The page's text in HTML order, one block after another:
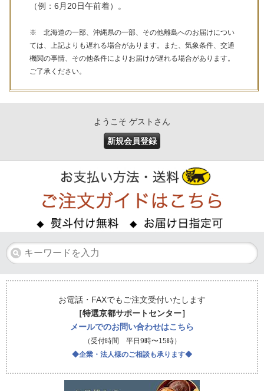
（例：6月20日午前着）。
※ 北海道の一部、沖縄県の一部、その他離島へのお届けについ
ては、上記よりも遅れる場合があります。また、気象条件、交通
機関の事情、その他条件によりお届けが遅れる場合があります。
ご了承ください。
ようこそ ゲストさん
新規会員登録
お電話・FAXでもご注文受付いたします
［特選京都サポートセンター］
メールでのお問い合わせはこちら
（受付時間 平日9時〜15時）
◆企業・法人様のご相談も承ります◆